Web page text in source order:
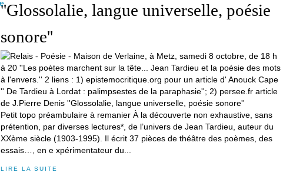
''Glossolalie, langue universelle, poésie
sonore''
Petit topo préambulaire à remanier À la découverte non exhaustive, sans
prétention, par diverses lectures*, de l’univers de Jean Tardieu, auteur du
XXème siècle (1903-1995). Il écrit 37 pièces de théâtre des poèmes, des
essais…, en e xpérimentateur du...
LIRE LA SUITE